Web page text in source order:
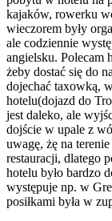
kajaków, rowerku
wieczorem były
ale codziennie
angielsku. Polecam
żeby dostać się do
dojechać taxowką,
hotelu(dojazd do
jest daleko, ale
dojście w upale z
uwagę, żę na
restauracji, dlatego
hotelu było bardzo
występuje np. w
posiłkami była w